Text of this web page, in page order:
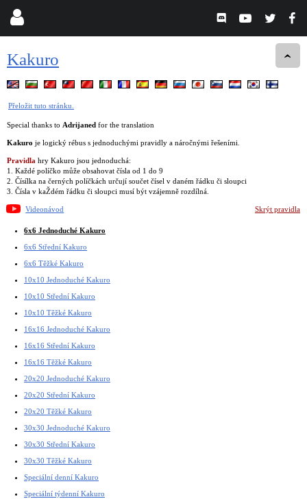
Kakuro
Přeložit tuto stránku.
Special thanks to Adrijaned for the translation
Kakuro je logický rébus s jednoduchými pravidly a náročnými řešeními.
Pravidla hry Kakuro jsou jednoduchá:
1. Každé políčko může obsahovat čísla od 1 do 9
2. Čísílka na černých políčkách určují součet čísel v daném řádku či sloupci
3. Čísla v kaŽdém řádku či sloupci musí být vzájemně rozdílná.
Videonávod Skrýt pravidla
6x6 Jednoduché Kakuro
6x6 Střední Kakuro
6x6 Těžké Kakuro
10x10 Jednoduché Kakuro
10x10 Střední Kakuro
10x10 Těžké Kakuro
16x16 Jednoduché Kakuro
16x16 Střední Kakuro
16x16 Těžké Kakuro
20x20 Jednoduché Kakuro
20x20 Střední Kakuro
20x20 Těžké Kakuro
30x30 Jednoduché Kakuro
30x30 Střední Kakuro
30x30 Těžké Kakuro
Speciální denní Kakuro
Speciální týdenní Kakuro